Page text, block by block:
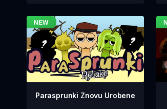
Parasprunki Znovu Urobene